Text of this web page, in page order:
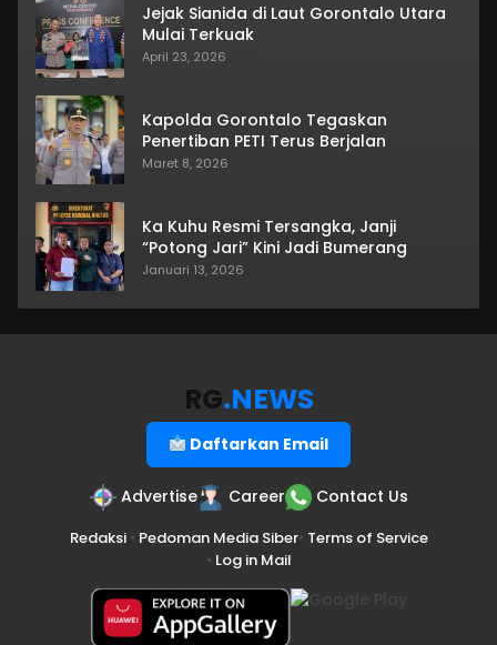
Jejak Sianida di Laut Gorontalo Utara
Mulai Terkuak
April 23, 2026
Kapolda Gorontalo Tegaskan
Penertiban PETI Terus Berjalan
Maret 8, 2026
Ka Kuhu Resmi Tersangka, Janji
“Potong Jari” Kini Jadi Bumerang
Januari 13, 2026
RG.NEWS
Daftarkan Email
Advertise Career Contact Us
Redaksi• Pedoman Media Siber• Terms of Service
• Log in Mail